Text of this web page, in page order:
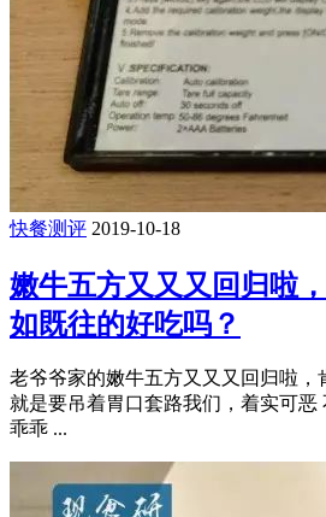
快餐测评 2019-10-18
嫩牛五方又又又回归啦
如既往的好吃吗？
老爷爷家的嫩牛五方又又又回归啦，
就是要吊着胃口套路我们，着实可恶
乖乖 ...